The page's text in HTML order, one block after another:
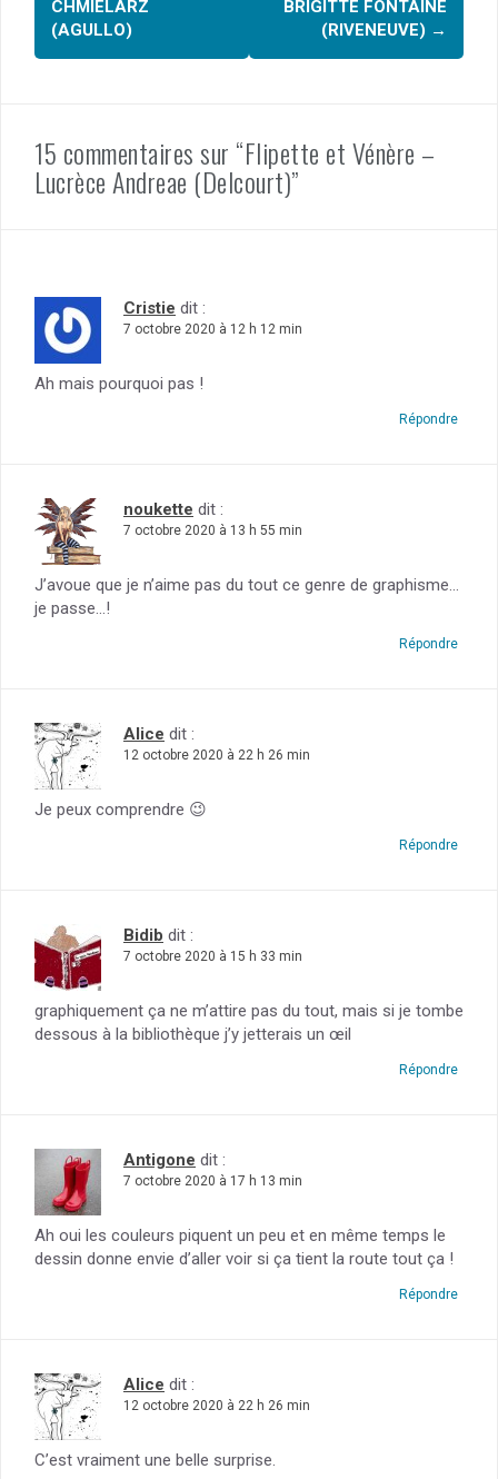
CHMIELARZ
(AGULLO)
BRIGITTE FONTAINE
(RIVENEUVE) →
15 commentaires sur “Flipette et Vénère –
Lucrèce Andreae (Delcourt)”
Cristie dit :
7 octobre 2020 à 12 h 12 min
Ah mais pourquoi pas !
Répondre
noukette dit :
7 octobre 2020 à 13 h 55 min
J’avoue que je n’aime pas du tout ce genre de graphisme…
je passe…!
Répondre
Alice dit :
12 octobre 2020 à 22 h 26 min
Je peux comprendre 😉
Répondre
Bidib dit :
7 octobre 2020 à 15 h 33 min
graphiquement ça ne m’attire pas du tout, mais si je tombe
dessous à la bibliothèque j’y jetterais un œil
Répondre
Antigone dit :
7 octobre 2020 à 17 h 13 min
Ah oui les couleurs piquent un peu et en même temps le
dessin donne envie d’aller voir si ça tient la route tout ça !
Répondre
Alice dit :
12 octobre 2020 à 22 h 26 min
C’est vraiment une belle surprise.